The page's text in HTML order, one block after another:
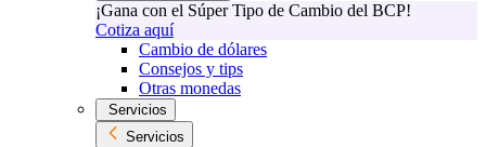
¡Gana con el Súper Tipo de Cambio del BCP!
Cotiza aquí
Cambio de dólares
Consejos y tips
Otras monedas
Servicios
Servicios